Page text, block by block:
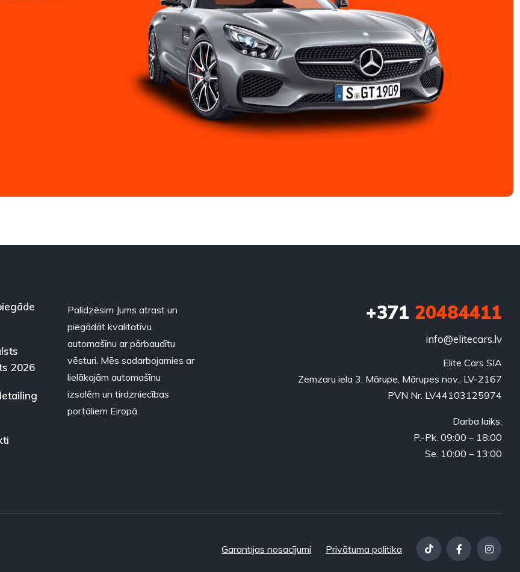
2026
Palīdzēsim Jums atrast un
piegādāt kvalitatīvu
automašīnu ar pārbaudītu
vēsturi. Mēs sadarbojamies ar
lielākajām automašīnu
izsolēm un tirdzniecības
portāliem Eiropā.
+371 20484411
info@elitecars.lv
Elite Cars SIA
Zemzaru iela 3, Mārupe, Mārupes nov., LV-2167
PVN Nr. LV44103125974
Darba laiks:
P.-Pk. 09:00 – 18:00
Se. 10:00 – 13:00
Garantijas nosacījumi Privātuma politika